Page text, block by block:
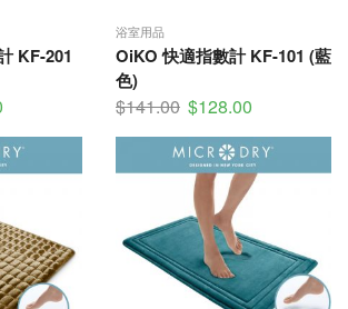
KF-201
浴室用品
OiKO 快適指數計 KF-101 (藍
色)
$141.00 $128.00